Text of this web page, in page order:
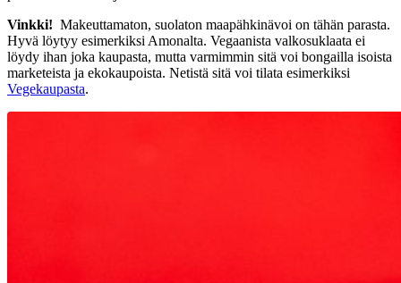
Vinkki! Makeuttamaton, suolaton maapähkinävoi on tähän parasta.
Hyvä löytyy esimerkiksi Amonalta. Vegaanista valkosuklaata ei
löydy ihan joka kaupasta, mutta varmimmin sitä voi bongailla isoista
marketeista ja ekokaupoista. Netistä sitä voi tilata esimerkiksi
Vegekaupasta.